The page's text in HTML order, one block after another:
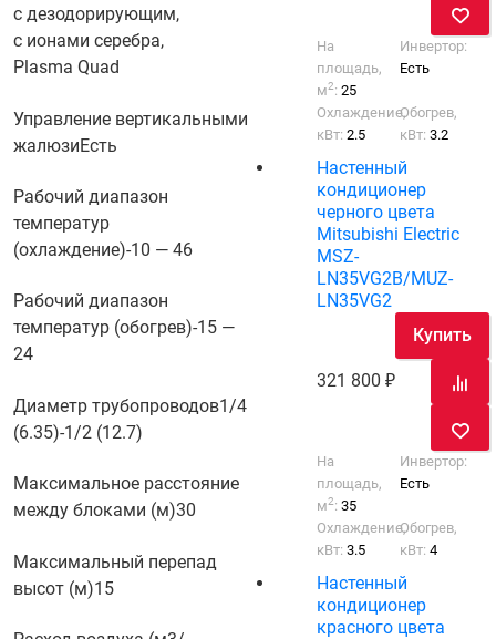
с дезодорирующим,
с ионами серебра,
Plasma Quad
Управление вертикальными
жалюзиЕсть
Рабочий диапазон
температур
(охлаждение)-10 — 46
Рабочий диапазон
температур (обогрев)-15 —
24
Диаметр трубопроводов1/4
(6.35)-1/2 (12.7)
Максимальное расстояние
между блоками (м)30
Максимальный перепад
высот (м)15
На
площадь,
м2:25
Инвертор:
Есть
Охлаждение,
кВт:2.5
Обогрев,
кВт:3.2
Настенный
кондиционер
черного цвета
Mitsubishi Electric
MSZ-
LN35VG2B/MUZ-
LN35VG2
321 800
Купить
На
площадь,
м2:35
Инвертор:
Есть
Охлаждение,
кВт:3.5
Обогрев,
кВт:4
Настенный
кондиционер
красного цвета